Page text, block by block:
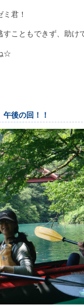
君！
すこともできず、助け
☆
後の回！！